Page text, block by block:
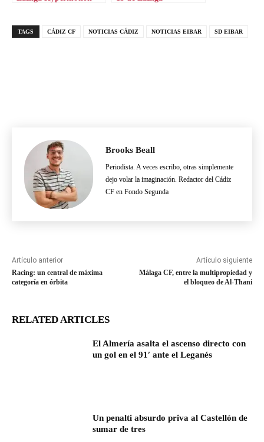
TAGS CÁDIZ CF NOTICIAS CÁDIZ NOTICIAS EIBAR SD EIBAR
Brooks Beall
Periodista. A veces escribo, otras simplemente
dejo volar la imaginación. Redactor del Cádiz
CF en Fondo Segunda
Artículo anterior
Racing: un central de máxima
categoría en órbita
Artículo siguiente
Málaga CF, entre la multipropiedad y
el bloqueo de Al-Thani
RELATED ARTICLES
El Almería asalta el ascenso directo con
un gol en el 91′ ante el Leganés
Un penalti absurdo priva al Castellón de
sumar de tres